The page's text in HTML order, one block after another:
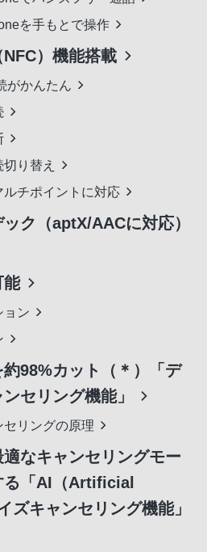
を手もとで操作
）機能搭載
がかんたん
り替え
チポイントに対応
ク（aptX/AACに対応）
能
ョン
98%カット（＊）「デ
セリング機能」
リングの原理
なキャンセリングモー
る「AI（Artificial
キャンセリング機能」